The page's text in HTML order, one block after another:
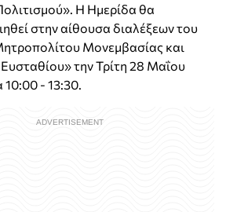
Η Ημερίδα θα
στην αίθουσα διαλέξεων του
Μονεμβασίας και
την Τρίτη 28 Μαΐου
- 13:30.